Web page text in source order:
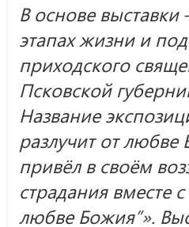
В основе
этапах жизни и
приходского
Псковской
Название
разлучит от
привёл в своём
страдания вместе
любве Божия”».